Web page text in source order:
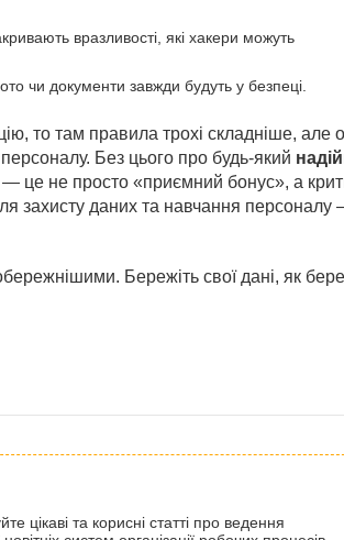
вразливості, які хакери можуть
чи документи завжди будуть у безпеці.
то там правила трохі складніше, але
Без цього про будь-який
— це не просто «приємний бонус», а
захисту даних та навчання персоналу
Бережіть свої дані, як
цікаві та корисні статті про ведення